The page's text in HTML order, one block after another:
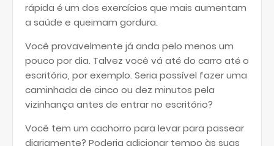
rápida é um dos exercícios que mais aumentam
a saúde e queimam gordura.
Você provavelmente já anda pelo menos um
pouco por dia. Talvez você vá até do carro até o
escritório, por exemplo. Seria possível fazer uma
caminhada de cinco ou dez minutos pela
vizinhança antes de entrar no escritório?
Você tem um cachorro para levar para passear
diariamente? Poderia adicionar tempo às suas